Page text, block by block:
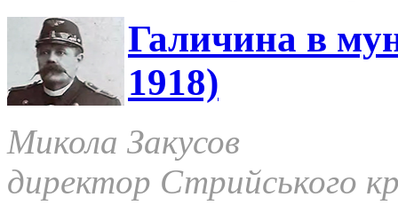
Галичина в
1918)
Микола Закусов
директор Стрийського